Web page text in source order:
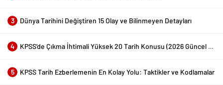
3 Dünya Tarihini Değiştiren 15 Olay ve Bilinmeyen Detayları
4 KPSS’de Çıkma İhtimali Yüksek 20 Tarih Konusu (2026 Güncel Liste)
5 KPSS Tarih Ezberlemenin En Kolay Yolu: Taktikler ve Kodlamalar